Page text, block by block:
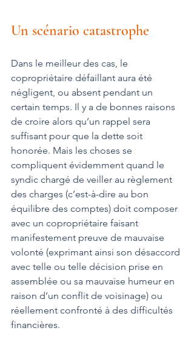
Un scénario catastrophe
Dans le meilleur des cas, le
copropriétaire défaillant aura été
négligent, ou absent pendant un
certain temps. Il y a de bonnes raisons
de croire alors qu’un rappel sera
suffisant pour que la dette soit
honorée. Mais les choses se
compliquent évidemment quand le
syndic chargé de veiller au règlement
des charges (c’est-à-dire au bon
équilibre des comptes) doit composer
avec un copropriétaire faisant
manifestement preuve de mauvaise
volonté (exprimant ainsi son désaccord
avec telle ou telle décision prise en
assemblée ou sa mauvaise humeur en
raison d’un conflit de voisinage) ou
réellement confronté à des difficultés
financières.